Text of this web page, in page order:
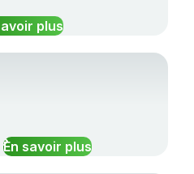
plus
En savoir plus